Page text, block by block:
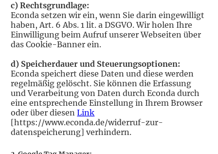
c) Rechtsgrundlage:
Econda setzen wir ein, wenn Sie darin eingewilligt
haben, Art. 6 Abs. 1 lit. a DSGVO. Wir holen Ihre
Einwilligung beim Aufruf unserer Webseiten über
das Cookie-Banner ein.
d) Speicherdauer und Steuerungsoptionen:
Econda speichert diese Daten und diese werden
regelmäßig gelöscht. Sie können die Erfassung
und Verarbeitung von Daten durch Econda durch
eine entsprechende Einstellung in Ihrem Browser
oder über diesenLink
[https://www.econda.de/widerruf-zur-
datenspeicherung] verhindern.